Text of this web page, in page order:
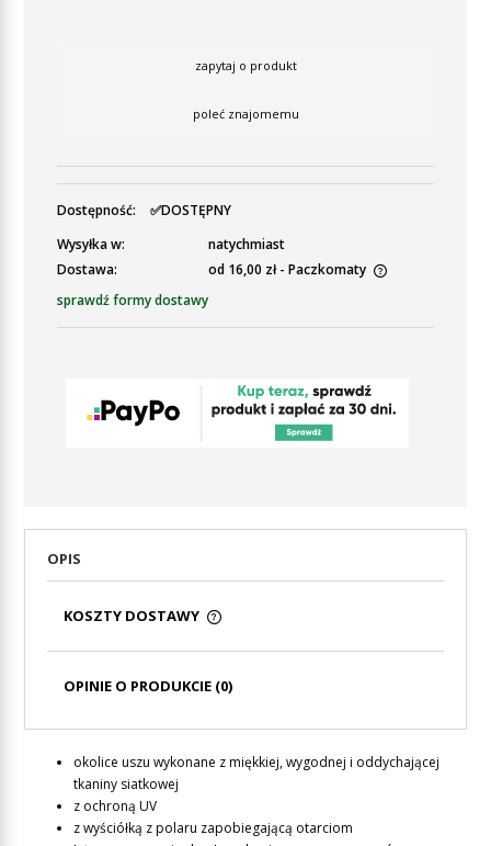
zapytaj o produkt
poleć znajomemu
Dostępność:
✅DOSTĘPNY
Wysyłka w:
natychmiast
Dostawa:
od 16,00 zł - Paczkomaty
Cena nie zawiera ewentualnych kosztów płatności
sprawdź formy dostawy
OPIS
KOSZTY DOSTAWY
PŁATNOŚCI
OPINIE O PRODUKCIE (0)
okolice uszu wykonane z miękkiej, wygodnej i oddychającej
tkaniny siatkowej
z ochroną UV
z wyściółką z polaru zapobiegającą otarciom